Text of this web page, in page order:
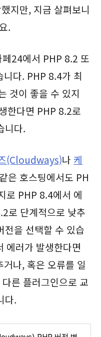
지만, 지금 살펴보니
.
24에서 PHP 8.2 또
다. PHP 8.4가 최
것이 좋을 수 있지
한다면 PHP 8.2로
니다.
(Cloudways)나 케
은 호스팅에서도 PH
로 PHP 8.4에서 에
로 단계적으로 낮추
전을 선택할 수 있습
에러가 발생한다면
나, 혹은 오류를 일
른 플러그인으로 교
다.